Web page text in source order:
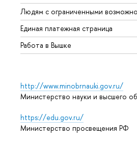
Людям с ограниченными
Единая платежная страница
Работа в Вышке
http://www.minobrnauki.gov.ru/
Министерство науки и высшего
https://edu.gov.ru/
Министерство просвещения РФ